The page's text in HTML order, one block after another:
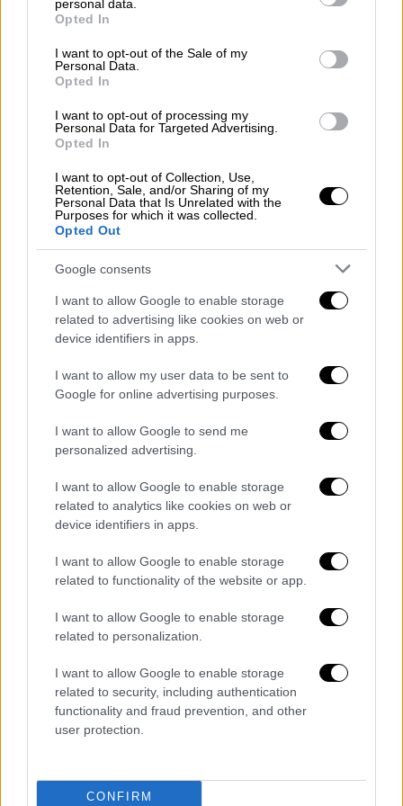
grant or deny consent to Google and its third-party tags to
use your data for below specified purposes in below Google
consent section.
personal data.
Opted In
I want to opt-out of the Sale of my
Personal Data.
Opted In
I want to opt-out of processing my
Personal Data for Targeted Advertising.
Opted In
I want to opt-out of Collection, Use,
Retention, Sale, and/or Sharing of my
Personal Data that Is Unrelated with the
Purposes for which it was collected.
Opted Out
Google consents
I want to allow Google to enable storage
related to advertising like cookies on web or
device identifiers in apps.
I want to allow my user data to be sent to
Google for online advertising purposes.
I want to allow Google to send me
personalized advertising.
I want to allow Google to enable storage
related to analytics like cookies on web or
device identifiers in apps.
I want to allow Google to enable storage
related to functionality of the website or app.
I want to allow Google to enable storage
related to personalization.
I want to allow Google to enable storage
related to security, including authentication
functionality and fraud prevention, and other
user protection.
CONFIRM
«Η Μαρία με φώναξε»
Καραχάλιοςεπεσήμανε ότι το ΚΥΜΑ
ανήκει σε κανέναν και πρόσθεσε ότι αν η ίδια
επιθυμεί, μπορεί να παραχωρήσει τα domain.
Ανέφερε επίσης ότι έχει συναντηθεί με τη
μήνες. «ΗΜαρία με φώναξε και μου είπε
θέλω να προχωρήσουμε να οργανώσουμε το
κίνημα, όχι το ΚΥΜΑ, που μπορεί να
μετασχηματιστεί σε κόμμα και να πάμε στο
κοινοβούλιο», είπε, εξηγώντας ότι κάποια
στιγμή το καλοκαίρι έγιναν κινήσεις για την
ανακοίνωση ενός κόμματος.
Παρά τους δισταγμούς που υπάρχουν,
εξαιτίας των διαφορετικών απόψεων γύρω
της, ο κ. Καραχάλιος διευκρίνισε: «Δεν
απαντώ ως εκπρόσωπος της
Μαρίας
αλλά
εκφράζεται μόνο για τα Τέμπη αλλά και για
το Μάτι. Δεν πρέπει να το δούμε
αποκλειστικά ως ζήτημα των
δυναμική τηςΚαρυστιανού: «ΗΜαρίαμπορεί